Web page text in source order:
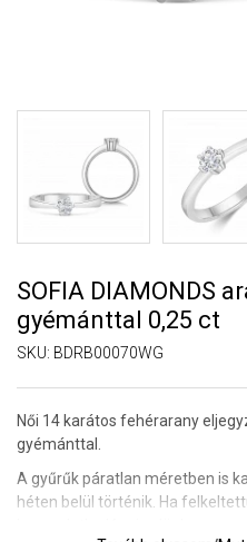
SOFIA DIAMONDS
gyémánttal 0,25 ct
SKU: BDRB00070WG
Női 14 karátos fehérarany
gyémánttal.
A gyűrűk páratlan méretben is
héten belül történik. Ha